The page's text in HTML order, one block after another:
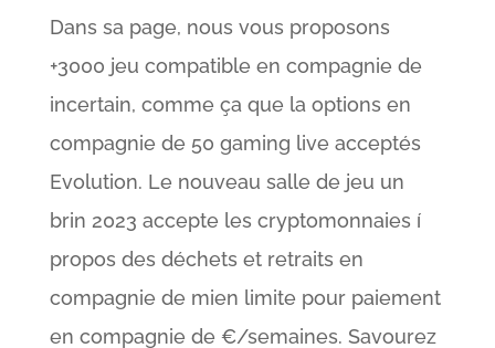
Dans sa page, nous vous proposons
+3000 jeu compatible en compagnie de
incertain, comme ça que la options en
compagnie de 50 gaming live acceptés
Evolution. Le nouveau salle de jeu un
brin 2023 accepte les cryptomonnaies í
propos des déchets et retraits en
compagnie de mien limite pour paiement
en compagnie de €/semaines. Savourez